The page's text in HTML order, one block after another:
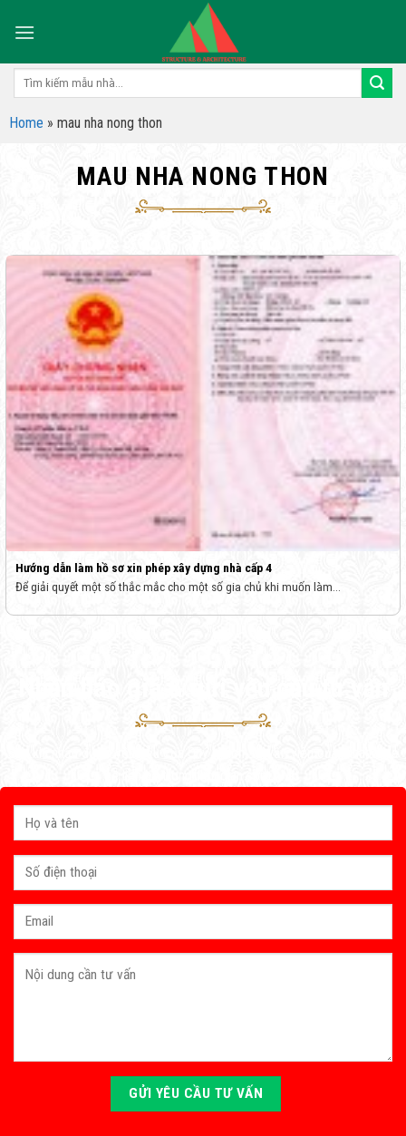
Tìm
Home » mau nha nong thon
MAU NHA NONG THON
Hướng dẫn làm hồ sơ xin phép xây dựng nhà cấp 4
Để giải quyết một số thắc mắc cho một số gia chủ khi muốn làm...